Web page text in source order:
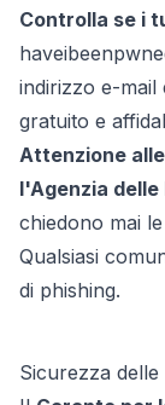
Controlla se i
indirizzo e-mail
gratuito e
Attenzione
l'Agenzia
chiedono mai
Qualsiasi
di phishing.
Sicurezza